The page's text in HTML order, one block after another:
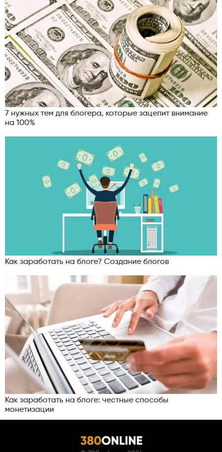
7 нужных тем для блогера, которые зацепит внимание
на 100%
Как заработать на блоге? Создание блогов
Как заработать на блоге: честные способы
монетизации